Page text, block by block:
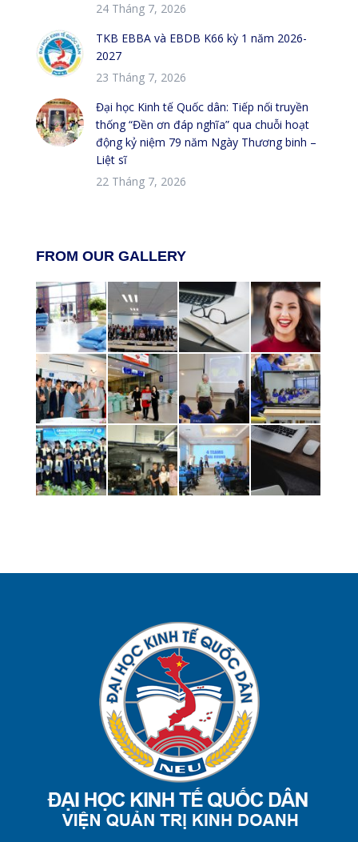
24 Tháng 7, 2026
TKB EBBA và EBDB K66 kỳ 1 năm 2026-
2027
23 Tháng 7, 2026
Đại học Kinh tế Quốc dân: Tiếp nối truyền
thống “Đền ơn đáp nghĩa” qua chuỗi hoạt
động kỷ niệm 79 năm Ngày Thương binh –
Liệt sĩ
22 Tháng 7, 2026
FROM OUR GALLERY